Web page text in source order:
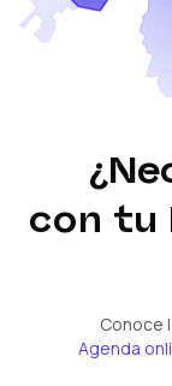
con tu
Conoce
Agenda